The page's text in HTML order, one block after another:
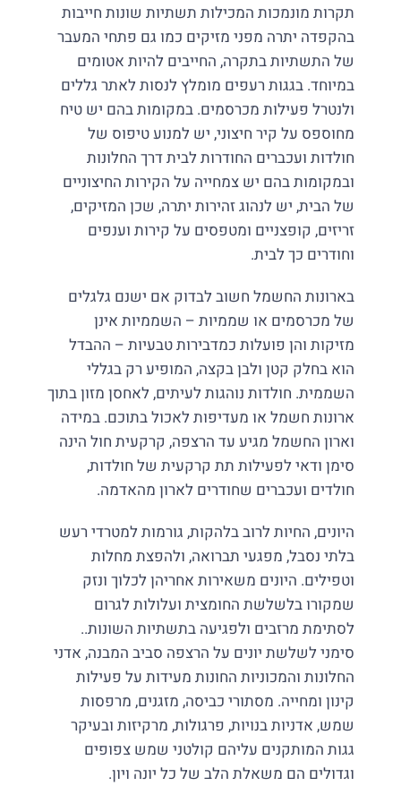
תקרות מונמכות המכילות תשתיות שונות חייבות
בהקפדה יתרה מפני מזיקים כמו גם פתחי המעבר
של התשתיות בתקרה, החייבים להיות אטומים
במיוחד. בגגות רעפים מומלץ לנסות לאתר גללים
ולנטרל פעילות מכרסמים. במקומות בהם יש טיח
מחוספס על קיר חיצוני, יש למנוע טיפוס של
חולדות ועכברים החודרות לבית דרך החלונות
ובמקומות בהם יש צמחייה על הקירות החיצוניים
של הבית, יש לנהוג זהירות יתרה, שכן המזיקים,
זריזים, קופצניים ומטפסים על קירות וענפים
וחודרים כך לבית.
בארונות החשמל חשוב לבדוק אם ישנם גלגלים
של מכרסמים או שממיות – השממיות אינן
מזיקות והן פועלות כמדבירות טבעיות – ההבדל
הוא בחלק קטן ולבן בקצה, המופיע רק בגללי
השממית. חולדות נוהגות לעיתים, לאחסן מזון בתוך
ארונות חשמל או מעדיפות לאכול בתוכם. במידה
וארון החשמל מגיע עד הרצפה, קרקעית חול הינה
סימן ודאי לפעילות תת קרקעית של חולדות,
חולדים ועכברים שחודרים לארון מהאדמה.
היונים, החיות לרוב בלהקות, גורמות למטרדי רעש
בלתי נסבל, מפגעי תברואה, ולהפצת מחלות
וטפילים. היונים משאירות אחריהן לכלוך ונזק
שמקורו בלשלשת החומצית ועלולות לגרום
לסתימת מרזבים ולפגיעה בתשתיות השונות..
סימני לשלשת יונים על הרצפה סביב המבנה, אדני
החלונות והמכוניות החונות מעידות על פעילות
קינון ומחייה. מסתורי כביסה, מזגנים, מרפסות
שמש, אדניות בנויות, פרגולות, מרקיזות ובעיקר
גגות המותקנים עליהם קולטני שמש צפופים
וגדולים הם משאלת הלב של כל יונה ויון.